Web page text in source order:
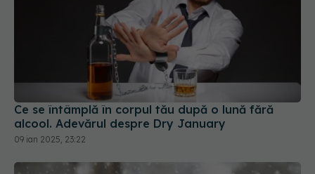
Ce se întâmplă în corpul tău după o lună fără
alcool. Adevărul despre Dry January
09 ian 2025, 23:22